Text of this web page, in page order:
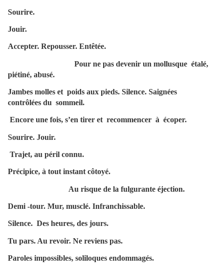
Sourire.
Jouir.
Accepter. Repousser. Entêtée.
Pour ne pas devenir un mollusque étalé,
piétiné, abusé.
Jambes molles et poids aux pieds. Silence. Saignées
contrôlées du sommeil.
Encore une fois, s’en tirer et recommencer à écoper.
Sourire. Jouir.
Trajet, au péril connu.
Précipice, à tout instant côtoyé.
Au risque de la fulgurante éjection.
Demi -tour. Mur, musclé. Infranchissable.
Silence. Des heures, des jours.
Tu pars. Au revoir. Ne reviens pas.
Paroles impossibles, soliloques endommagés.